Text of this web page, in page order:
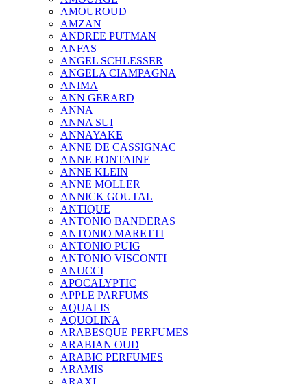
AMOUROUD
AMZAN
ANDREE PUTMAN
ANFAS
ANGEL SCHLESSER
ANGELA CIAMPAGNA
ANIMA
ANN GERARD
ANNA
ANNA SUI
ANNAYAKE
ANNE DE CASSIGNAC
ANNE FONTAINE
ANNE KLEIN
ANNE MOLLER
ANNICK GOUTAL
ANTIQUE
ANTONIO BANDERAS
ANTONIO MARETTI
ANTONIO PUIG
ANTONIO VISCONTI
ANUCCI
APOCALYPTIC
APPLE PARFUMS
AQUALIS
AQUOLINA
ARABESQUE PERFUMES
ARABIAN OUD
ARABIC PERFUMES
ARAMIS
ARAXI